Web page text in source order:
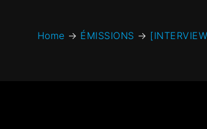
Home → ÉMISSIONS →